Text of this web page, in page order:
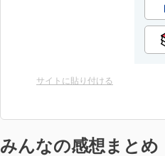
サイトに貼り付ける
みんなの感想まとめ